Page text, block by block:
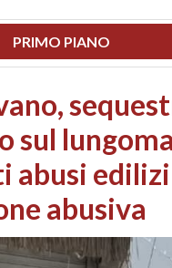
PRIMO PIANO
sul
abusi
abusiva